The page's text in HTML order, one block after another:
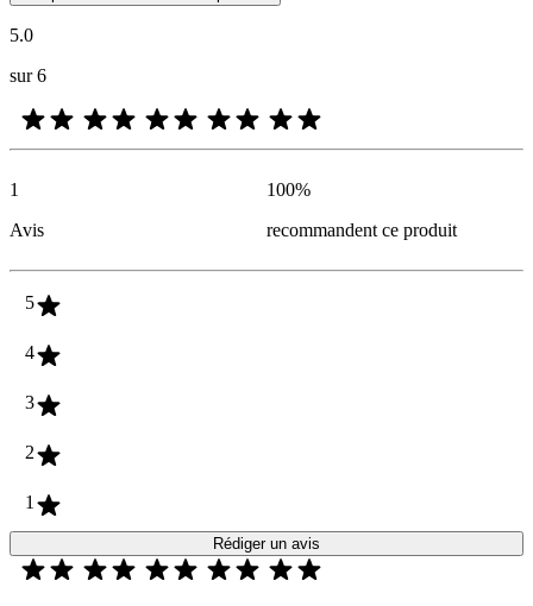
5.0
sur 6
1
Avis
100%
recommandent ce produit
5
4
3
2
1
Rédiger un avis